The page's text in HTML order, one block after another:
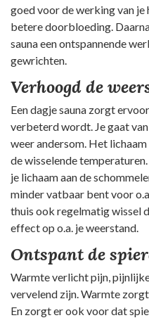
goed voor de werking van
betere doorbloeding.
sauna een ontspannende
gewrichten.
Verhoogd de
Een dagje sauna zorgt
verbeterd wordt. Je gaat
weer andersom. Het
de wisselende
je lichaam aan de
minder vatbaar bent voor
thuis ook regelmatig wissel
effect op o.a. je weerstand.
Ontspant de
Warmte verlicht pijn,
vervelend zijn. Warmte
En zorgt er ook voor dat